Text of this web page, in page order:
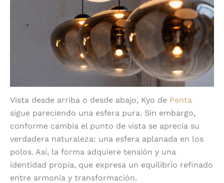
Vista desde arriba o desde abajo, Kyo de Penta
sigue pareciendo una esfera pura. Sin embargo,
conforme cambia el punto de vista se aprecia su
verdadera naturaleza: una esfera aplanada en los
polos. Así, la forma adquiere tensión y una
identidad propia, que expresa un equilibrio refinado
entre armonía y transformación.